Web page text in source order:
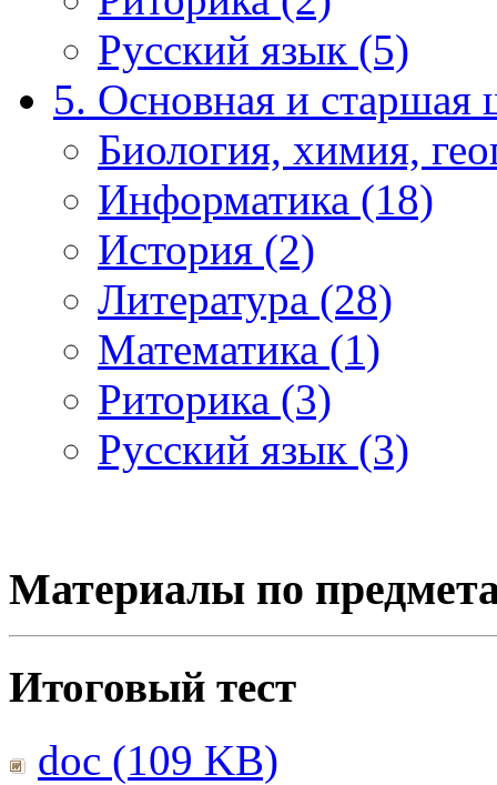
Русский язык (5)
5. Основная и старшая
Биология, химия,
Информатика (18)
История (2)
Литература (28)
Математика (1)
Риторика (3)
Русский язык (3)
Материалы по
Итоговый тест
doc (109 KB)